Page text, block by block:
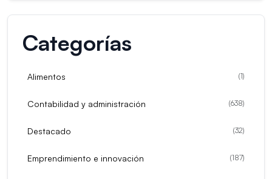
Categorías
Alimentos (1)
Contabilidad y administración (638)
Destacado (32)
Emprendimiento e innovación (187)